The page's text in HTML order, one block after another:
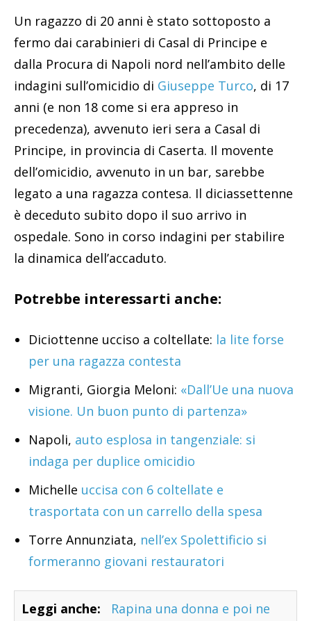
Un ragazzo di 20 anni è stato sottoposto a
fermo dai carabinieri di Casal di Principe e
dalla Procura di Napoli nord nell’ambito delle
indagini sull’omicidio di Giuseppe Turco, di 17
anni (e non 18 come si era appreso in
precedenza), avvenuto ieri sera a Casal di
Principe, in provincia di Caserta. Il movente
dell’omicidio, avvenuto in un bar, sarebbe
legato a una ragazza contesa. Il diciassettenne
è deceduto subito dopo il suo arrivo in
ospedale. Sono in corso indagini per stabilire
la dinamica dell’accaduto.
Potrebbe interessarti anche:
Diciottenne ucciso a coltellate: la lite forse
per una ragazza contesta
Migranti, Giorgia Meloni: «Dall’Ue una nuova
visione. Un buon punto di partenza»
Napoli, auto esplosa in tangenziale: si
indaga per duplice omicidio
Michelle uccisa con 6 coltellate e
trasportata con un carrello della spesa
Torre Annunziata, nell’ex Spolettificio si
formeranno giovani restauratori
Leggi anche:
Rapina una donna e poi ne